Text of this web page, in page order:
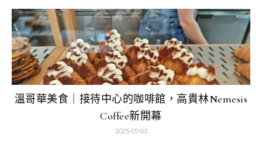
溫哥華美食｜接待中心的咖啡館，高貴林Nemesis
Coffee新開幕
2025-07-03